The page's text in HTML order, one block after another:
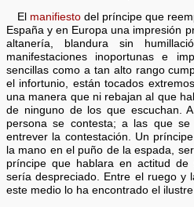
El manifiestodel príncipe que
España y en Europa una impresión
altanería, blandura sin
manifestaciones inoportunas e
sencillas como a tan alto rango
el infortunio, están tocados
una manera que ni rebajan al que
de ninguno de los que escuchan.
persona se contesta; a las que
entrever la contestación. Un
la mano en el puño de la espada,
príncipe que hablara en actitud de
sería despreciado. Entre el ruego y
este medio lo ha encontrado el